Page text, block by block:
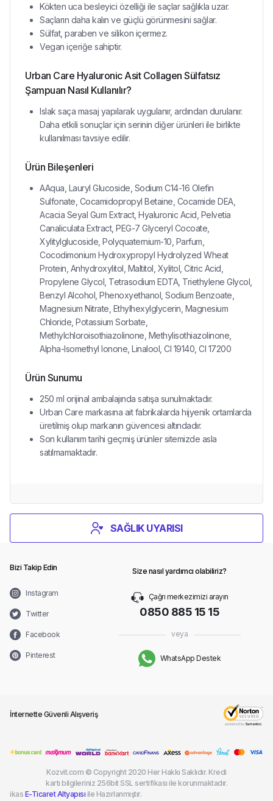
Kökten uca besleyici özelliği ile saçlar sağlıkla uzar.
Saçların daha kalın ve güçlü görünmesini sağlar.
Sülfat, paraben ve silikon içermez.
Vegan içeriğe sahiptir.
Urban Care Hyaluronic Asit Collagen Sülfatsız
Şampuan Nasıl Kullanılır?
Islak saça masaj yapılarak uygulanır, ardından durulanır.
Daha etkili sonuçlar için serinin diğer ürünleri ile birlikte
kullanılması tavsiye edilir.
Ürün Bileşenleri
AAqua, Lauryl Glucoside, Sodium C14-16 Olefin
Sulfonate, Cocamidopropyl Betaine, Cocamide DEA,
Acacia Seyal Gum Extract, Hyaluronic Acid, Pelvetia
Canaliculata Extract, PEG-7 Glyceryl Cocoate,
Xylitylglucoside, Polyquaternium-10, Parfum,
Cocodimonium Hydroxypropyl Hydrolyzed Wheat
Protein, Anhydroxylitol, Maltitol, Xylitol, Citric Acid,
Propylene Glycol, Tetrasodium EDTA, Triethylene Glycol,
Benzyl Alcohol, Phenoxyethanol, Sodium Benzoate,
Magnesium Nitrate, Ethylhexylglycerin, Magnesium
Chloride, Potassium Sorbate,
Methylchloroisothiazolinone, Methylisothiazolinone,
Alpha-Isomethyl Ionone, Linalool, CI 19140, CI 17200
Ürün Sunumu
250 ml orijinal ambalajında satışa sunulmaktadır.
Urban Care markasına ait fabrikalarda hijyenik ortamlarda
üretilmiş olup markanın güvencesi altındadır.
Son kullanım tarihi geçmiş ürünler sitemizde asla
satılmamaktadır.
SAĞLIK UYARISI
Bizi Takip Edin
Instagram
Twitter
Facebook
Pinterest
Size nasıl yardımcı olabiliriz?
Çağrı merkezimizi arayın
0850 885 15 15
veya
WhatsApp Destek
İnternette Güvenli Alışveriş
Kozvit.com © Copyright 2020 Her Hakkı Saklıdır. Kredi
kartı bilgileriniz 256bit SSL sertifikası ile korunmaktadır.
ikas E-Ticaret Altyapısı ile Hazırlanmıştır.